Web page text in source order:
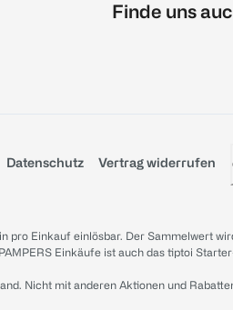
Finde uns
Datenschutz Vertrag widerrufen
pro Einkauf einlösbar. Der Sammelwert
Einkäufe ist auch das tiptoi
Nicht mit anderen Aktionen und